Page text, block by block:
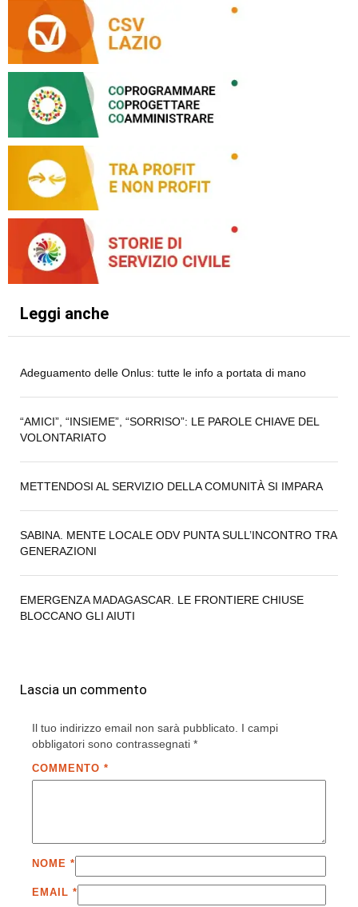
Leggi anche
Adeguamento delle Onlus: tutte le info a portata di mano
“AMICI”, “INSIEME”, “SORRISO”: LE PAROLE CHIAVE DEL
VOLONTARIATO
METTENDOSI AL SERVIZIO DELLA COMUNITÀ SI IMPARA
SABINA. MENTE LOCALE ODV PUNTA SULL’INCONTRO TRA
GENERAZIONI
EMERGENZA MADAGASCAR. LE FRONTIERE CHIUSE
BLOCCANO GLI AIUTI
Lascia un commento
Il tuo indirizzo email non sarà pubblicato. I campi
obbligatori sono contrassegnati *
COMMENTO *
NOME *
EMAIL *